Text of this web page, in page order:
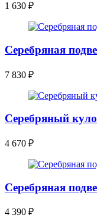
1 630 ₽
Серебряная
7 830 ₽
Серебряный
4 670 ₽
Серебряная
4 390 ₽